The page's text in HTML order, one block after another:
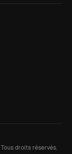
Tous droits réservés.